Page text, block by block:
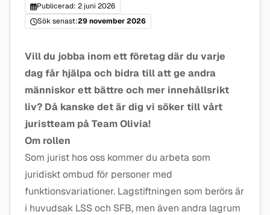
Publicerad: 2 juni 2026
Sök senast:29 november 2026
Vill du jobba inom ett företag där du varje
dag får hjälpa och bidra till att ge andra
människor ett bättre och mer innehållsrikt
liv? Då kanske det är dig vi söker till vårt
juristteam på Team Olivia!
Om rollen
Som jurist hos oss kommer du arbeta som
juridiskt ombud för personer med
funktionsvariationer. Lagstiftningen som berörs är
i huvudsak LSS och SFB, men även andra lagrum